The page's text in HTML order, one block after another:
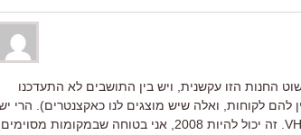
החנות הזו עקשנית, ויש בין התושבים לא התעדכנו
לקוחות, ואלה שיש מוצגים לנו כאקצנטרים). הרי
להם בעיר חנות DVD מסיבית, בה אין בכלל VHS. זה יכול להיות 2008, אני בטוחה שבמקומות מסוימים